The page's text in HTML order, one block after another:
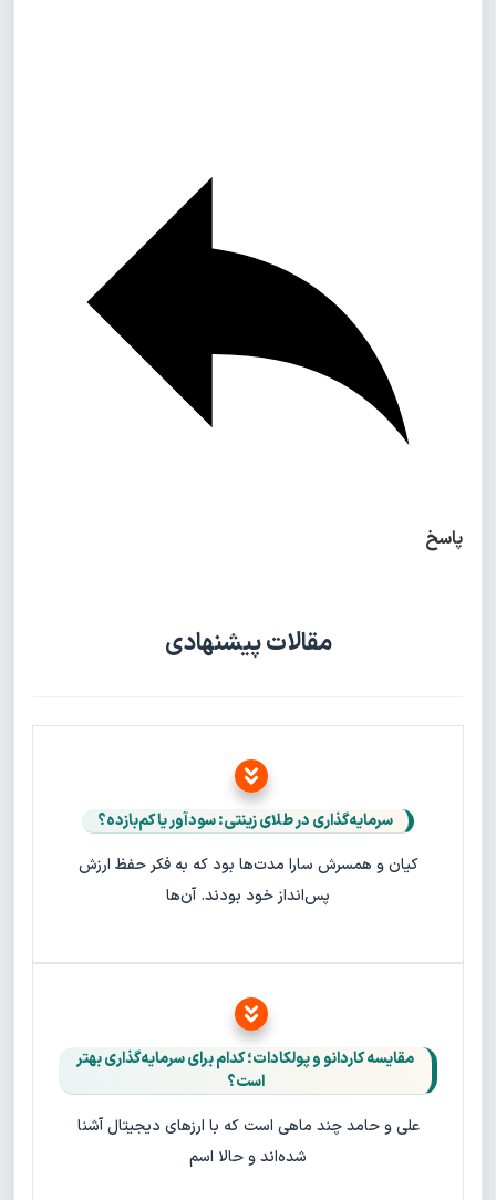
پاسخ
مقالات پیشنهادی
سرمایه‌گذاری در طلای زینتی: سودآور یا کم‌بازده؟
کیان و همسرش سارا مدت‌ها بود که به فکر حفظ ارزش
پس‌انداز خود بودند. آن‌ها
مقایسه کاردانو و پولکادات؛ کدام برای سرمایه‌گذاری بهتر
است؟
علی و حامد چند ماهی است که با ارزهای دیجیتال آشنا
شده‌اند و حالا اسم